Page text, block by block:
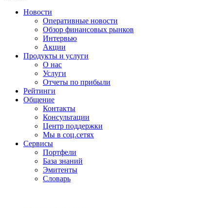
Новости
Оперативные новости
Обзор финансовых рынков
Интервью
Акции
Продукты и услуги
О нас
Услуги
Отчеты по прибыли
Рейтинги
Общение
Контакты
Консультации
Центр поддержки
Мы в соц.сетях
Сервисы
Портфели
База знаний
Эмитенты
Словарь